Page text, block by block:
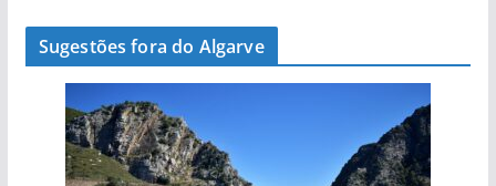
Sugestões fora do Algarve